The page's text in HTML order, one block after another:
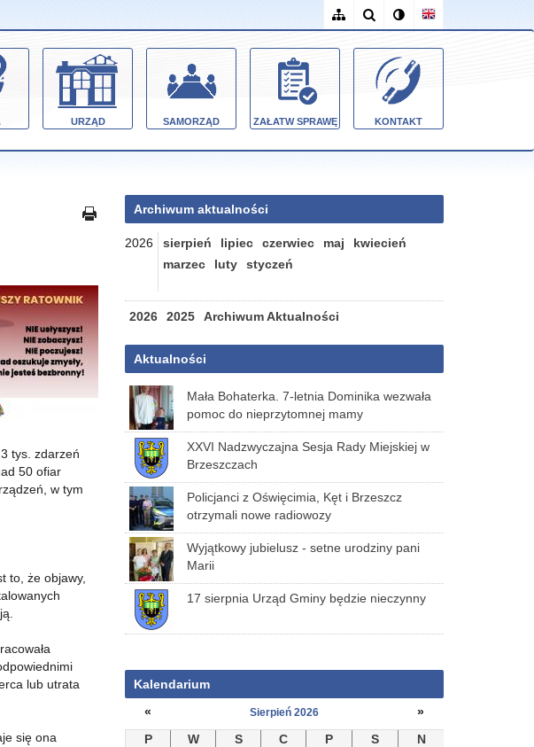
URZĄD SAMORZĄD ZAŁATW SPRAWĘ KONTAKT
tys. zdarzeń
50 ofiar
w tym
to, że objawy,
lub utrata
się ona
Archiwum aktualności
2026 sierpień lipiec czerwiec maj
kwiecień
marzec
luty styczeń
2026 2025 Archiwum Aktualności
Aktualności
Mała Bohaterka. 7-letnia Dominika wezwała
pomoc do nieprzytomnej mamy
XXVI Nadzwyczajna Sesja Rady Miejskiej w
Brzeszczach
Policjanci z Oświęcimia, Kęt i Brzeszcz
otrzymali nowe radiowozy
Wyjątkowy jubielusz - setne urodziny pani
Marii
17 sierpnia Urząd Gminy będzie nieczynny
Kalendarium
«
Sierpień 2026
»
P
W S C P S
N